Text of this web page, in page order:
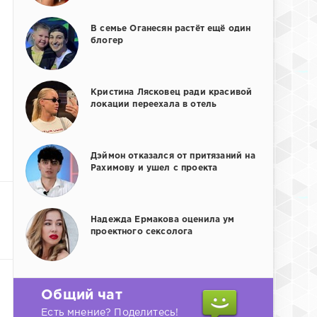
В семье Оганесян растёт ещё один
блогер
Кристина Лясковец ради красивой
локации переехала в отель
Дэймон отказался от притязаний на
Рахимову и ушел с проекта
Надежда Ермакова оценила ум
проектного сексолога
Общий чат
Есть мнение? Поделитесь!